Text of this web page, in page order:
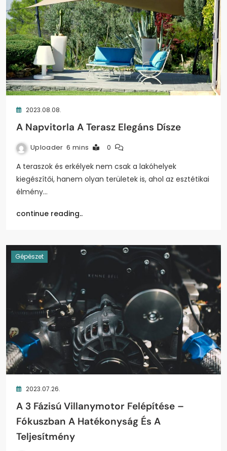
2023.08.08.
A Napvitorla A Terasz Elegáns Dísze
Uploader 6 mins 0
A teraszok és erkélyek nem csak a lakóhelyek
kiegészítői, hanem olyan területek is, ahol az esztétikai
élmény…
continue reading..
Gépészet
2023.07.26.
A 3 Fázisú Villanymotor Felépítése –
Fókuszban A Hatékonyság És A
Teljesítmény